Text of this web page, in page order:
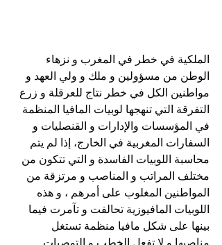
الملكية في خطر في المغرب و نزهاء
الوطن من مسؤولين و ملك و ولي العهد و
مواطنين الكل في خطر نتاج للعرقلة و زرع
التفرقة التي تنهجها لوبيات المافيا المنظمة
في المؤسسات والإدارات و القنصليات و
السفارات المغربية في الخارج، إذا لم يتم
محاسبة اللوبيات الفاسدة و التي تتكون من
مختلف المراتب و المناصب و مرتزقة من
المواطنين المغلوب على أمرهم ، و هذه
اللوبيات المافيوزية تحالفت و تآمرت فيما
بينها على شكل مافيا منظمة تستغل
مناصبها و لا تفعل الخطب و التوصيات